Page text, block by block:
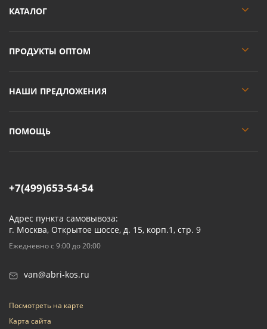
КАТАЛОГ
ПРОДУКТЫ ОПТОМ
НАШИ ПРЕДЛОЖЕНИЯ
ПОМОЩЬ
+7(499)653-54-54
Адрес пункта самовывоза:
г. Москва, Открытое шоссе, д. 15, корп.1, стр. 9
Ежедневно с 9:00 до 20:00
van@abri-kos.ru
Посмотреть на карте
Карта сайта